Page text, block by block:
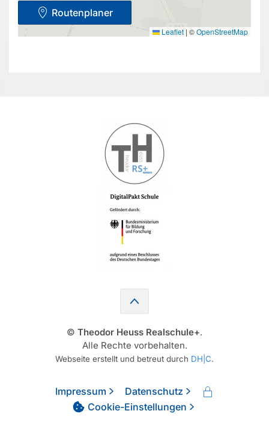
Leaflet | ©OpenStreetMap
Routenplaner
© Theodor Heuss Realschule+.
Alle Rechte vorbehalten.
Webseite erstellt und betreut durch DH|C.
Impressum
Datenschutz
Cookie-Einstellungen